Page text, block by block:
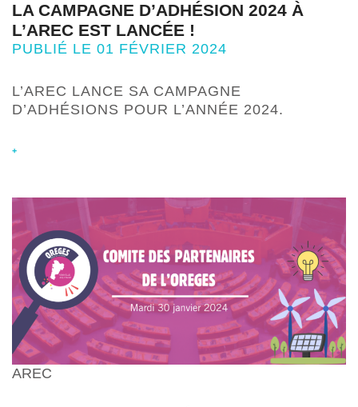
LA CAMPAGNE D’ADHÉSION 2024 À
L’AREC EST LANCÉE !
PUBLIÉ LE 01 FÉVRIER 2024
L’AREC LANCE SA CAMPAGNE
D’ADHÉSIONS POUR L’ANNÉE 2024.
+
AREC